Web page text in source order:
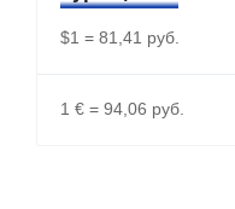
$1 = 81,41 руб.
1 € = 94,06 руб.